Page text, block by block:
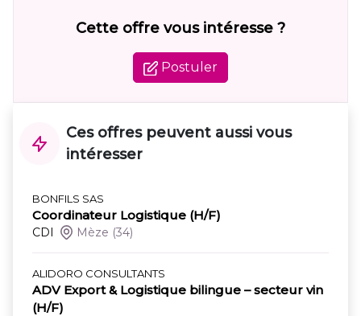
Cette offre vous intéresse ?
Postuler
Ces offres peuvent aussi vous
intéresser
BONFILS SAS
Coordinateur Logistique (H/F)
CDI Mèze (34)
ALIDORO CONSULTANTS
ADV Export & Logistique bilingue – secteur vin
(H/F)